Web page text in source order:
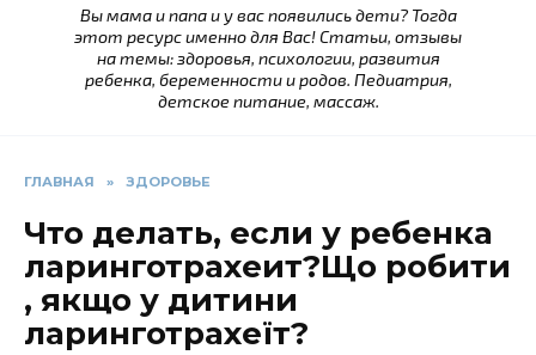
Вы мама и папа и у вас появились дети? Тогда
этот ресурс именно для Вас! Статьи, отзывы
на темы: здоровья, психологии, развития
ребенка, беременности и родов. Педиатрия,
детское питание, массаж.
ГЛАВНАЯ » ЗДОРОВЬЕ
Что делать, если у ребенка
ларинготрахеит?Що робити
, якщо у дитини
ларинготрахеїт?